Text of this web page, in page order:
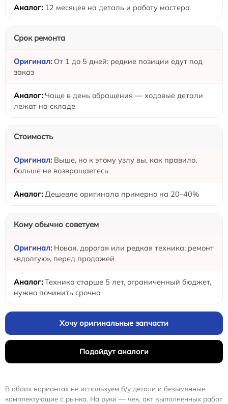
12 месяцев на деталь и работу мастера
Срок ремонта
От 1 до 5 дней: редкие позиции едут под
заказ
Чаще в день обращения — ходовые детали
лежат на складе
Стоимость
Выше, но к этому узлу вы, как правило,
больше не возвращаетесь
Дешевле оригинала примерно на 20–40%
Кому обычно советуем
Новая, дорогая или редкая техника; ремонт
«вдолгую», перед продажей
Техника старше 5 лет, ограниченный бюджет,
нужно починить срочно
Хочу оригинальные запчасти
Подойдут аналоги
В обоих вариантах не используем б/у детали и безымянные
комплектующие с рынка. На руки — чек, акт выполненных работ